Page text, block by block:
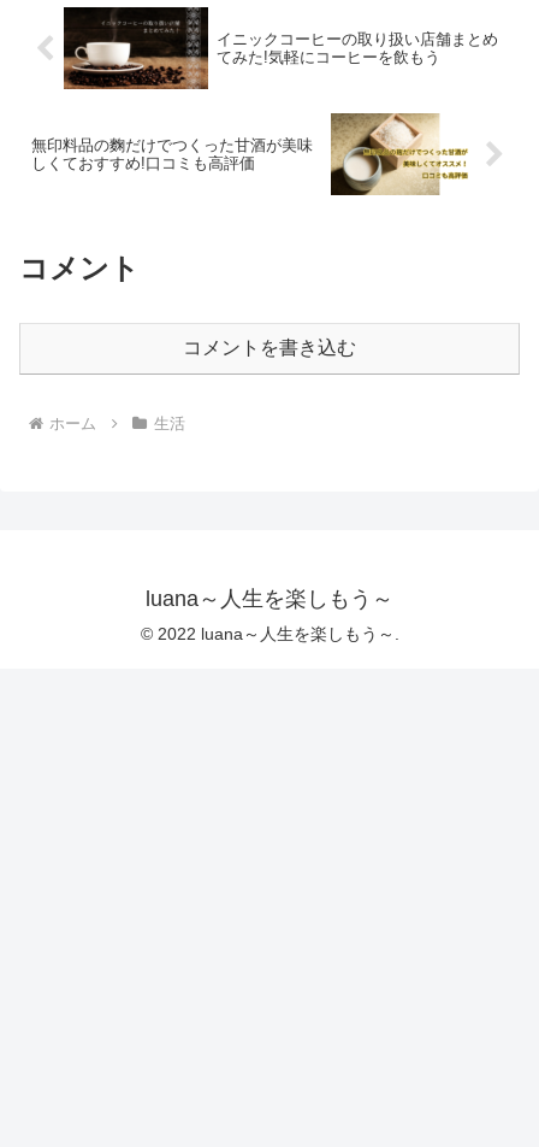
イニックコーヒーの取り扱い店舗まとめ
てみた!気軽にコーヒーを飲もう
無印料品の麴だけでつくった甘酒が美味
しくておすすめ!口コミも高評価
コメント
コメントを書き込む
ホーム 生活
luana～人生を楽しもう～
© 2022 luana～人生を楽しもう～.